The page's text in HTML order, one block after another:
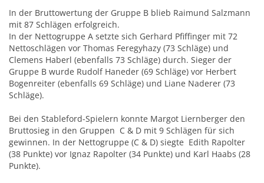
In der Bruttowertung der Gruppe B blieb Raimund Salzmann
mit 87 Schlägen erfolgreich.
In der Nettogruppe A setzte sich Gerhard Pfiffinger mit 72
Nettoschlägen vor Thomas Feregyhazy (73 Schläge) und
Clemens Haberl (ebenfalls 73 Schläge) durch. Sieger der
Gruppe B wurde Rudolf Haneder (69 Schläge) vor Herbert
Bogenreiter (ebenfalls 69 Schläge) und Liane Naderer (73
Schläge).
Bei den Stableford-Spielern konnte Margot Liernberger den
Bruttosieg in den Gruppen C & D mit 9 Schlägen für sich
gewinnen. In der Nettogruppe (C & D) siegte Edith Rapolter
(38 Punkte) vor Ignaz Rapolter (34 Punkte) und Karl Haabs (28
Punkte).